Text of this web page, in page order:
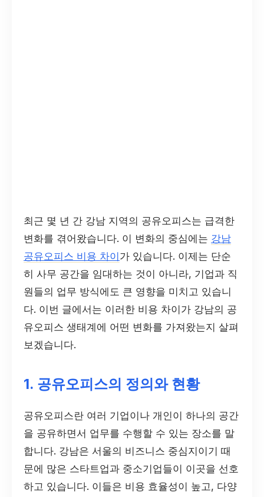
최근 몇 년 간 강남 지역의 공유오피스는 급격한
변화를 겪어왔습니다. 이 변화의 중심에는 강남
공유오피스 비용 차이 가 있습니다. 이제는 단순
히 사무 공간을 임대하는 것이 아니라, 기업과 직
원들의 업무 방식에도 큰 영향을 미치고 있습니
다. 이번 글에서는 이러한 비용 차이가 강남의 공
유오피스 생태계에 어떤 변화를 가져왔는지 살펴
보겠습니다.
1. 공유오피스의 정의와 현황
공유오피스란 여러 기업이나 개인이 하나의 공간
을 공유하면서 업무를 수행할 수 있는 장소를 말
합니다. 강남은 서울의 비즈니스 중심지이기 때
문에 많은 스타트업과 중소기업들이 이곳을 선호
하고 있습니다. 이들은 비용 효율성이 높고, 다양